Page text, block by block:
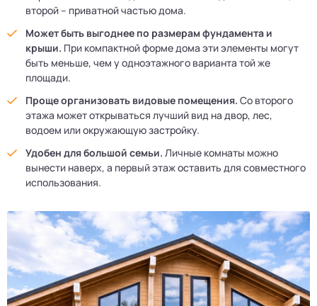
второй – приватной частью дома.
Может быть выгоднее по размерам фундамента и
крыши. При компактной форме дома эти элементы могут
быть меньше, чем у одноэтажного варианта той же
площади.
Проще организовать видовые помещения. Со второго
этажа может открываться лучший вид на двор, лес,
водоем или окружающую застройку.
Удобен для большой семьи. Личные комнаты можно
вынести наверх, а первый этаж оставить для совместного
использования.